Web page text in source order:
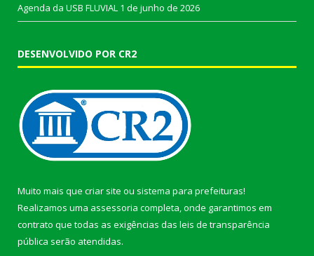
Agenda da USB FLUVIAL 1 de junho de 2026
DESENVOLVIDO POR CR2
Muito mais que criar site ou sistema para prefeituras!
Realizamos uma assessoria completa, onde garantimos em
contrato que todas as exigências das leis de transparência
pública serão atendidas.